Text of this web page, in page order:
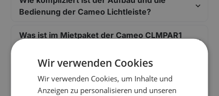
Bedienung der Cameo Lichtleiste?
Was ist im Mietpaket der Cameo CLMPAR1
LED Bar?
Wir verwenden Cookies
Wir verwenden Cookies, um Inhalte und
Anzeigen zu personalisieren und unseren